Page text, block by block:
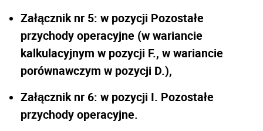
Załącznik nr 5: w pozycji Pozostałe
przychody operacyjne (w wariancie
kalkulacyjnym w pozycji F., w wariancie
porównawczym w pozycji D.),
Załącznik nr 6: w pozycji I. Pozostałe
przychody operacyjne.